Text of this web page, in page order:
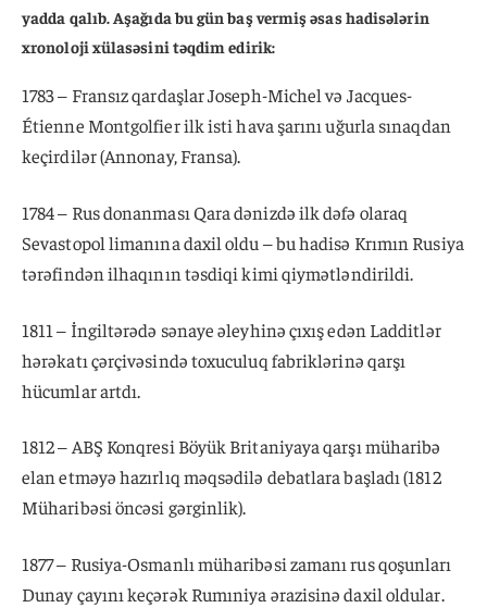
yadda qalıb. Aşağıda bu gün baş vermiş əsas hadisələrin
xronoloji xülasəsini təqdim edirik:
1783 – Fransız qardaşlar Joseph-Michel və Jacques-
Étienne Montgolfier ilk isti hava şarını uğurla sınaqdan
keçirdilər (Annonay, Fransa).
1784 – Rus donanması Qara dənizdə ilk dəfə olaraq
Sevastopol limanına daxil oldu – bu hadisə Krımın Rusiya
tərəfindən ilhaqının təsdiqi kimi qiymətləndirildi.
1811 – İngiltərədə sənaye əleyhinə çıxış edən Ladditlər
hərəkatı çərçivəsində toxuculuq fabriklərinə qarşı
hücumlar artdı.
1812 – ABŞ Konqresi Böyük Britaniyaya qarşı müharibə
elan etməyə hazırlıq məqsədilə debatlara başladı (1812
Müharibəsi öncəsi gərginlik).
1877 – Rusiya-Osmanlı müharibəsi zamanı rus qoşunları
Dunay çayını keçərək Rumıniya ərazisinə daxil oldular.